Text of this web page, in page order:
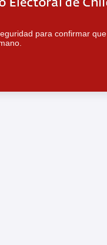
para confirmar que